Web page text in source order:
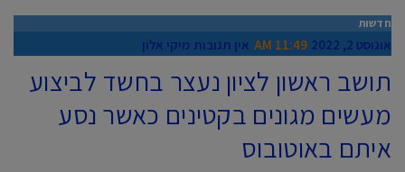
חדשות
אוגוסט 2, 2022 11:49 AM אין תגובות מיקי אלון
תושב ראשון לציון נעצר בחשד לביצוע
מעשים מגונים בקטינים כאשר נסע
איתם באוטובוס